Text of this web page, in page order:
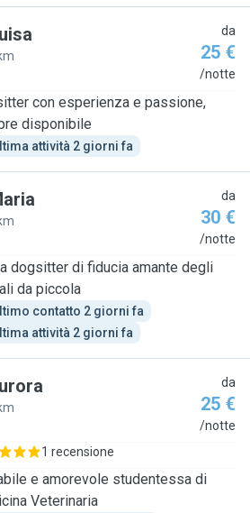
da
25 €
/notte
con esperienza e passione,
disponibile
attività 2 giorni fa
da
30 €
/notte
dogsitter di fiducia amante degli
da piccola
contatto 2 giorni fa
attività 2 giorni fa
da
25 €
/notte
1 recensione
e amorevole studentessa di
Veterinaria